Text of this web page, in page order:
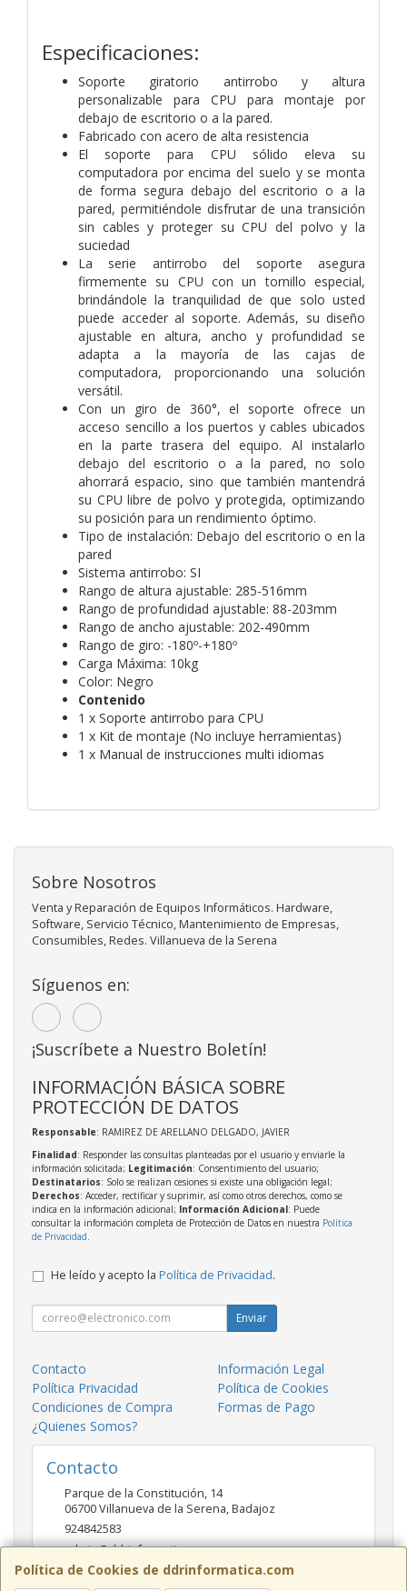
Especificaciones:
Soporte giratorio antirrobo y altura
personalizable para CPU para montaje por
debajo de escritorio o a la pared.
Fabricado con acero de alta resistencia
El soporte para CPU sólido eleva su
computadora por encima del suelo y se monta
de forma segura debajo del escritorio o a la
pared, permitiéndole disfrutar de una transición
sin cables y proteger su CPU del polvo y la
suciedad
La serie antirrobo del soporte asegura
firmemente su CPU con un tornillo especial,
brindándole la tranquilidad de que solo usted
puede acceder al soporte. Además, su diseño
ajustable en altura, ancho y profundidad se
adapta a la mayoría de las cajas de
computadora, proporcionando una solución
versátil.
Con un giro de 360°, el soporte ofrece un
acceso sencillo a los puertos y cables ubicados
en la parte trasera del equipo. Al instalarlo
debajo del escritorio o a la pared, no solo
ahorrará espacio, sino que también mantendrá
su CPU libre de polvo y protegida, optimizando
su posición para un rendimiento óptimo.
Tipo de instalación: Debajo del escritorio o en la
pared
Sistema antirrobo: SI
Rango de altura ajustable: 285-516mm
Rango de profundidad ajustable: 88-203mm
Rango de ancho ajustable: 202-490mm
Rango de giro: -180º-+180º
Carga Máxima: 10kg
Color: Negro
Contenido
1 x Soporte antirrobo para CPU
1 x Kit de montaje (No incluye herramientas)
1 x Manual de instrucciones multi idiomas
Política de Cookies de ddrinformatica.com
Sobre Nosotros
Venta y Reparación de Equipos Informáticos. Hardware,
Software, Servicio Técnico, Mantenimiento de Empresas,
Consumibles, Redes. Villanueva de la Serena
Síguenos en:
¡Suscríbete a Nuestro Boletín!
INFORMACIÓN BÁSICA SOBRE
PROTECCIÓN DE DATOS
Responsable: RAMIREZ DE ARELLANO DELGADO, JAVIER
Finalidad: Responder las consultas planteadas por el usuario y enviarle la
información solicitada; Legitimación: Consentimiento del usuario;
Destinatarios: Solo se realizan cesiones si existe una obligación legal;
Derechos: Acceder, rectificar y suprimir, así como otros derechos, como se
indica en la información adicional; Información Adicional: Puede
consultar la información completa de Protección de Datos en nuestra Política
de Privacidad
He leído y acepto la Política de Privacidad.
Enviar
Contacto
Información Legal
Política Privacidad
Política de Cookies
Condiciones de Compra
Formas de Pago
¿Quienes Somos?
Contacto
Parque de la Constitución, 14
06700Villanueva de la Serena,Badajoz
924842583
admin@ddrinformatica.com